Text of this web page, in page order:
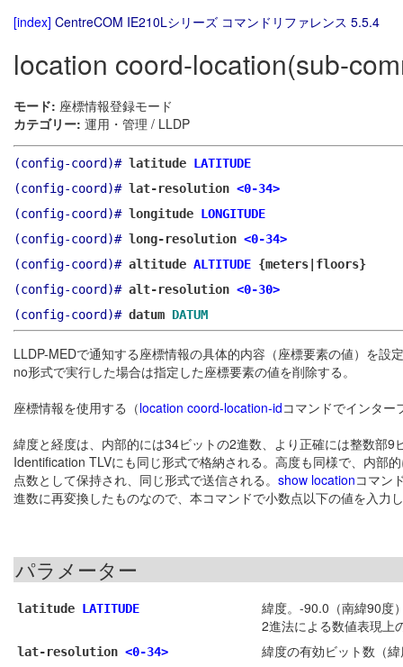
[index] CentreCOM IE210Lシリーズ コマンドリファレンス 5.5.4
location coord-location(sub-
モード: 座標情報登録モード
カテゴリー: 運用・管理 / LLDP
(config-coord)# latitude LATITUDE
(config-coord)# lat-resolution <0-34>
(config-coord)# longitude LONGITUDE
(config-coord)# long-resolution <0-34>
(config-coord)# altitude ALTITUDE {meters|floors}
(config-coord)# alt-resolution <0-30>
(config-coord)# datum DATUM
LLDP-MEDで通知する座標情報の具体的内容（座標要素の値）を設
no形式で実行した場合は指定した座標要素の値を削除する。
座標情報を使用する（location coord-location-idコマンドでインター
緯度と経度は、内部的には34ビットの2進数、より正確には整数部
Identification TLVにも同じ形式で格納される。高度も同様で、内部
点数として保持され、同じ形式で送信される。 show locationコマン
進数に再変換したものなので、本コマンドで小数点以下の値を入力
パラメーター
latitude LATITUDE
緯度。-90.0（南緯90度
2進法による数値表現上
lat-resolution <0-34> 緯度の有効ビット数（